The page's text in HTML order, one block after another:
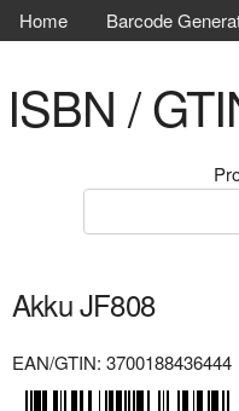
Home Barcode
ISBN /
Akku JF808
EAN/GTIN: 3700188436444